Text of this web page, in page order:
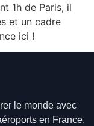
1h de Paris, il
et un cadre
ici !
le monde avec
en France.